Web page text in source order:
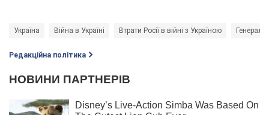
Україна Війна в Україні Втрати Росії в війні з Україною
Редакційна політика